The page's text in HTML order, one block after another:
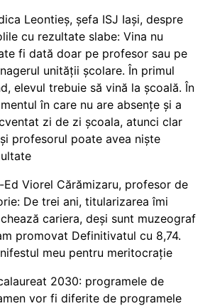
Leontieș, șefa ISJ Iași, despre
cu rezultate slabe: Vina nu
fi dată doar pe profesor sau pe
unității școlare. În primul
elevul trebuie să vină la școală. În
în care nu are absențe și a
zi de zi școala, atunci clar
profesorul poate avea niște
Ed Viorel Cărămizaru, profesor de
De trei ani, titularizarea îmi
cariera, deși sunt muzeograf
promovat Definitivatul cu 8,74.
meu pentru meritocrație
2030: programele de
vor fi diferite de programele